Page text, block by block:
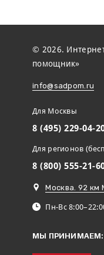
© 2026.
помощник»
info@sadpom.ru
Для Москвы
8 (495) 229-04-
Для регионов
8 (800) 555-21-
Москва. 92 км
Пн-Вс
МЫ ПРИНИМАЕМ: